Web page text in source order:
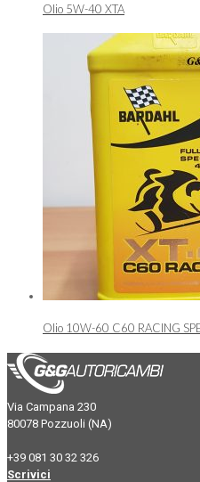
Olio 5W-40 XTA
Olio 10W-60 C60 RACING
Via Campana 230
80078 Pozzuoli (NA)
+39 081 30 32 326
Scrivici